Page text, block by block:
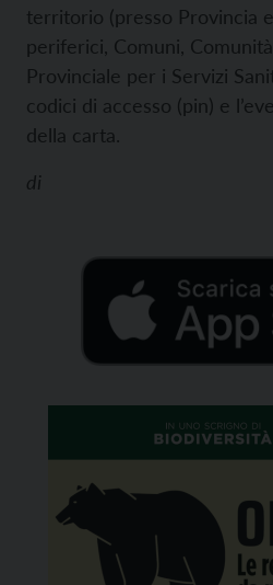
territorio (presso Provincia
periferici, Comuni,
Provinciale per i Servizi
codici di accesso (pin) e
della carta.
di